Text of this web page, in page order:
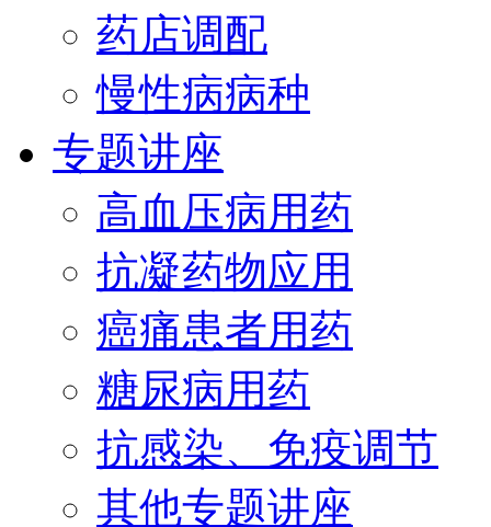
药店调配
慢性病病种
专题讲座
高血压病用药
抗凝药物应用
癌痛患者用药
糖尿病用药
抗感染、免疫调节
其他专题讲座